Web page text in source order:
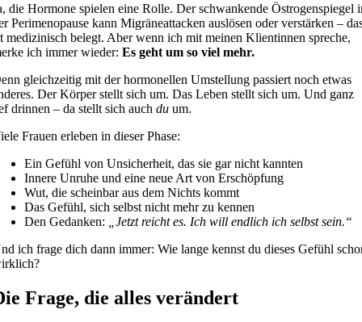
die Hormone spielen eine Rolle. Der schwankende Östrogenspiegel
Perimenopause kann Migräneattacken auslösen oder verstärken –
medizinisch belegt. Aber wenn ich mit meinen Klientinnen spreche,
ich immer wieder:Es geht um so viel mehr.
gleichzeitig mit der hormonellen Umstellung passiert noch etwas
Der Körper stellt sich um. Das Leben stellt sich um. Und ganz
drinnen – da stellt sich auchdu um.
Frauen erleben in dieser Phase:
Ein Gefühl von Unsicherheit, das sie gar nicht kannten
Innere Unruhe und eine neue Art von Erschöpfung
Wut, die scheinbar aus dem Nichts kommt
Das Gefühl, sich selbst nicht mehr zu kennen
Den Gedanken:
„Jetzt reicht es. Ich will endlich ich selbst sein.“
ich frage dich dann immer: Wie lange kennst du dieses Gefühl
Frage, die alles verändert